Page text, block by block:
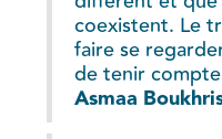
coexistent. Le
faire se
de tenir compte
Asmaa